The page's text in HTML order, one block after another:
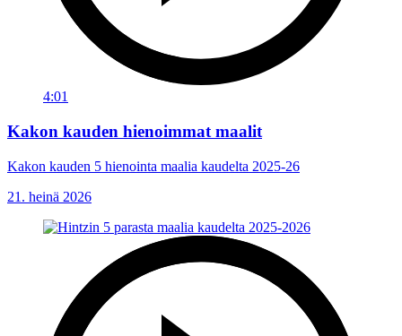
4:01
Kakon kauden hienoimmat maalit
Kakon kauden 5 hienointa maalia kaudelta 2025-26
21. heinä 2026